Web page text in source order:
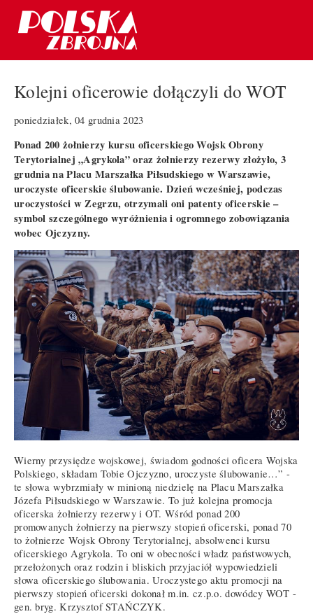
Kolejni oficerowie dołączyli do WOT
poniedziałek, 04 grudnia 2023
Ponad 200 żołnierzy kursu oficerskiego Wojsk Obrony
Terytorialnej „Agrykola” oraz żołnierzy rezerwy złożyło, 3
grudnia na Placu Marszałka Piłsudskiego w Warszawie,
uroczyste oficerskie ślubowanie. Dzień wcześniej, podczas
uroczystości w Zegrzu, otrzymali oni patenty oficerskie –
symbol szczególnego wyróżnienia i ogromnego zobowiązania
wobec Ojczyzny.
Wierny przysiędze wojskowej, świadom godności oficera Wojska
Polskiego, składam Tobie Ojczyzno, uroczyste ślubowanie…” -
te słowa wybrzmiały w minioną niedzielę na Placu Marszałka
Józefa Piłsudskiego w Warszawie. To już kolejna promocja
oficerska żołnierzy rezerwy i OT. Wśród ponad 200
promowanych żołnierzy na pierwszy stopień oficerski, ponad 70
to żołnierze Wojsk Obrony Terytorialnej, absolwenci kursu
oficerskiego Agrykola. To oni w obecności władz państwowych,
przełożonych oraz rodzin i bliskich przyjaciół wypowiedzieli
słowa oficerskiego ślubowania. Uroczystego aktu promocji na
pierwszy stopień oficerski dokonał m.in. cz.p.o. dowódcy WOT -
gen. bryg. Krzysztof STAŃCZYK.